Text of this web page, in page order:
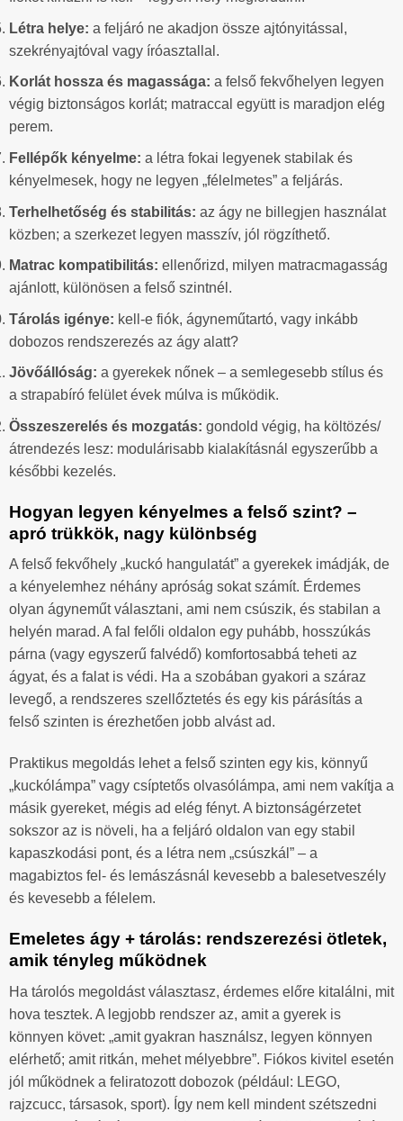
Létra helye: a feljáró ne akadjon össze ajtónyitással,
szekrényajtóval vagy íróasztallal.
Korlát hossza és magassága: a felső fekvőhelyen legyen
végig biztonságos korlát; matraccal együtt is maradjon elég
perem.
Fellépők kényelme: a létra fokai legyenek stabilak és
kényelmesek, hogy ne legyen „félelmetes” a feljárás.
Terhelhetőség és stabilitás: az ágy ne billegjen használat
közben; a szerkezet legyen masszív, jól rögzíthető.
Matrac kompatibilitás: ellenőrizd, milyen matracmagasság
ajánlott, különösen a felső szintnél.
Tárolás igénye: kell-e fiók, ágyneműtartó, vagy inkább
dobozos rendszerezés az ágy alatt?
Jövőállóság: a gyerekek nőnek – a semlegesebb stílus és
a strapabíró felület évek múlva is működik.
Összeszerelés és mozgatás: gondold végig, ha költözés/
átrendezés lesz: modulárisabb kialakításnál egyszerűbb a
későbbi kezelés.
Hogyan legyen kényelmes a felső szint? –
apró trükkök, nagy különbség
A felső fekvőhely „kuckó hangulatát” a gyerekek imádják, de
a kényelemhez néhány apróság sokat számít. Érdemes
olyan ágyneműt választani, ami nem csúszik, és stabilan a
helyén marad. A fal felőli oldalon egy puhább, hosszúkás
párna (vagy egyszerű falvédő) komfortosabbá teheti az
ágyat, és a falat is védi. Ha a szobában gyakori a száraz
levegő, a rendszeres szellőztetés és egy kis párásítás a
felső szinten is érezhetően jobb alvást ad.
Praktikus megoldás lehet a felső szinten egy kis, könnyű
„kuckólámpa” vagy csíptetős olvasólámpa, ami nem vakítja a
másik gyereket, mégis ad elég fényt. A biztonságérzetet
sokszor az is növeli, ha a feljáró oldalon van egy stabil
kapaszkodási pont, és a létra nem „csúszkál” – a
magabiztos fel- és lemászásnál kevesebb a balesetveszély
és kevesebb a félelem.
Emeletes ágy + tárolás: rendszerezési ötletek,
amik tényleg működnek
Ha tárolós megoldást választasz, érdemes előre kitalálni, mit
hova tesztek. A legjobb rendszer az, amit a gyerek is
könnyen követ: „amit gyakran használsz, legyen könnyen
elérhető; amit ritkán, mehet mélyebbre”. Fiókos kivitel esetén
jól működnek a feliratozott dobozok (például: LEGO,
rajzcucc, társasok, sport). Így nem kell mindent szétszedni